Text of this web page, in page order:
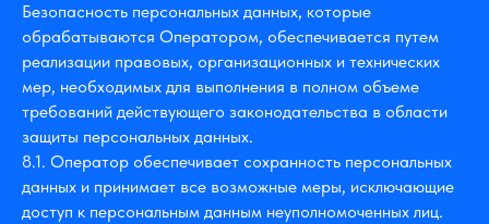
Безопасность персональных данных, которые
обрабатываются Оператором, обеспечивается путем
реализации правовых, организационных и технических
мер, необходимых для выполнения в полном объеме
требований действующего законодательства в области
защиты персональных данных.
8.1. Оператор обеспечивает сохранность персональных
данных и принимает все возможные меры, исключающие
доступ к персональным данным неуполномоченных лиц.